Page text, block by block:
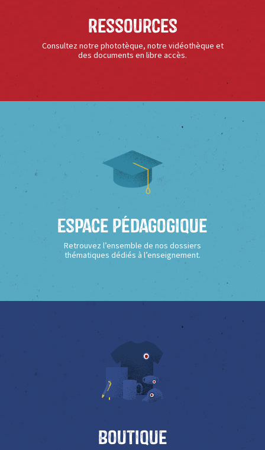
Ressources
Consultez notre phototèque, notre vidéothèque et
des documents en libre accès.
Espace Pédagogique
Retrouvez l’ensemble de nos dossiers
thématiques dédiés à l’enseignement.
Boutique